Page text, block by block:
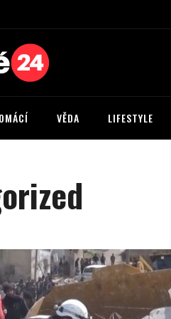
VĚDA LIFESTYLE